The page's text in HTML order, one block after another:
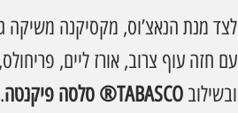
לצד מנת הנאצ’וס, מקסיקנה
עם חזה עוף צרוב, אורז ליים,
ובשילוב TABASCO® סלסה פיקנטה
.